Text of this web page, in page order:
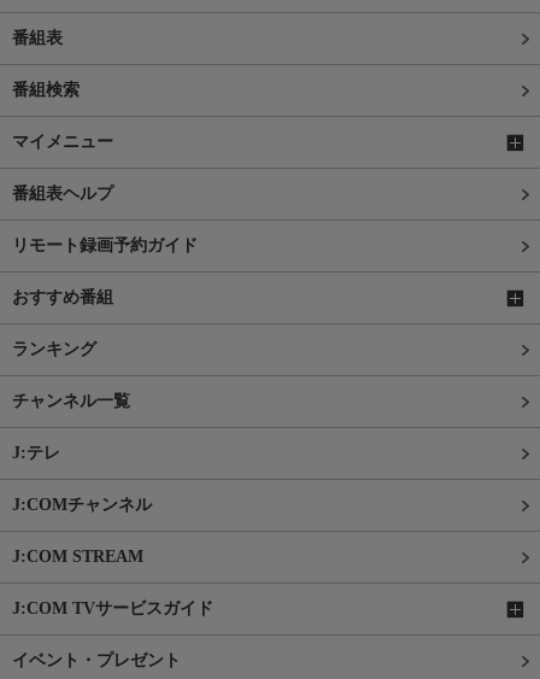
番組表
番組検索
マイメニュー
番組表ヘルプ
リモート録画予約ガイド
おすすめ番組
ランキング
チャンネル一覧
J:テレ
J:COMチャンネル
J:COM STREAM
J:COM TVサービスガイド
イベント・プレゼント